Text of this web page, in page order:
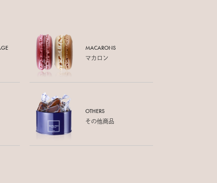
MACARONS
マカロン
OTHERS
その他商品